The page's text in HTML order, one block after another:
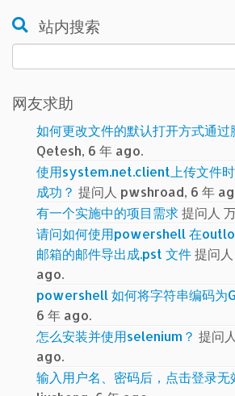
站内搜索
索：
网友求助
如何更改文件的默认打开方式通过
Qetesh, 6 年 ago.
使用system.net.client上传文件
成功？ 提问人 pwshroad, 6 年
有一个实施中的项目需求提问人
请问如何使用powershell 在
邮箱的邮件导出成.pst 文件提问
ago.
powershell 如何将字符串编码为
6 年 ago.
怎么安装并使用selenium？ 提问
ago.
输入用户名、密码后，点击登录无